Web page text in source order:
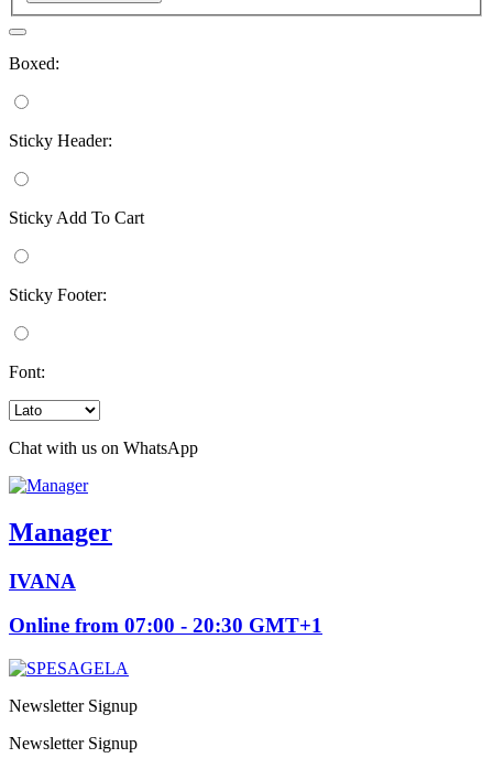
Boxed:
Sticky Header:
Sticky Add To Cart
Sticky Footer:
Font:
Chat with us on WhatsApp
Manager
IVANA
Online from 07:00 - 20:30 GMT+1
Newsletter Signup
Newsletter Signup